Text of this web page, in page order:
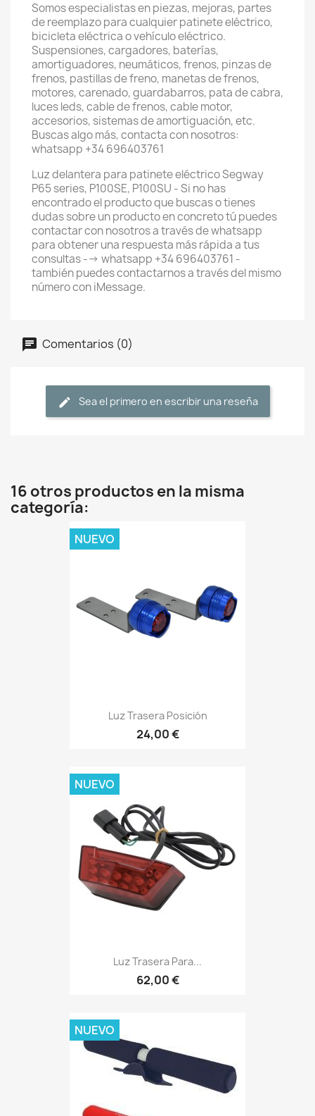
Somos especialistas en piezas, mejoras, partes
de reemplazo para cualquier patinete eléctrico,
bicicleta eléctrica o vehículo eléctrico.
Suspensiones, cargadores, baterías,
amortiguadores, neumáticos, frenos, pinzas de
frenos, pastillas de freno, manetas de frenos,
motores, carenado, guardabarros, pata de cabra,
luces leds, cable de frenos, cable motor,
accesorios, sistemas de amortiguación, etc.
Buscas algo más, contacta con nosotros:
whatsapp +34 696403761
Luz delantera para patinete eléctrico Segway
P65 series, P100SE, P100SU - Si no has
encontrado el producto que buscas o tienes
dudas sobre un producto en concreto tú puedes
contactar con nosotros a través de whatsapp
para obtener una respuesta más rápida a tus
consultas --> whatsapp +34 696403761 -
también puedes contactarnos a través del mismo
número con iMessage.
Comentarios (0)
Sea el primero en escribir una reseña
16 otros productos en la misma
categoría:
Luz Trasera Posición
24,00 €
NUEVO
Luz Trasera Para...
62,00 €
NUEVO
NUEVO